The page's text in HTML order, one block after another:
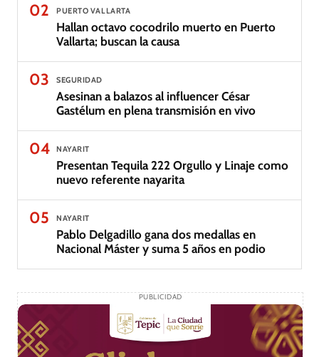
02 PUERTO VALLARTA
Hallan octavo cocodrilo muerto en Puerto
Vallarta; buscan la causa
03 SEGURIDAD
Asesinan a balazos al influencer César
Gastélum en plena transmisión en vivo
04 NAYARIT
Presentan Tequila 222 Orgullo y Linaje como
nuevo referente nayarita
05 NAYARIT
Pablo Delgadillo gana dos medallas en
Nacional Máster y suma 5 años en podio
PUBLICIDAD